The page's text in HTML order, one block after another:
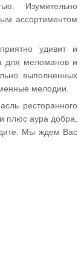
ю
Изумительно
ассортиментом
удивит и
для меломанов и
выполненных
мелодии.
ресторанного
плюс аура добра,
Мы ждем Вас